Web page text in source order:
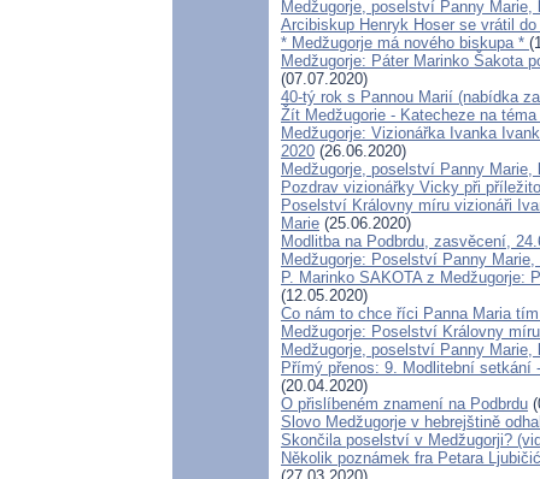
Medžugorje, poselství Panny
Arcibiskup Henryk Hoser se vrátil
* Medžugorje má nového biskupa *
Medžugorje: Páter Marinko Šakota
(07.07.2020)
40-tý rok s Pannou Marií (nabídka
Žít Medžugorie - Katecheze na
Medžugorje: Vizionářka Ivanka
2020 (26.06.2020)
Medžugorje, poselství Panny
Pozdrav vizionářky Vicky při
Poselství Královny míru vizionáři
Marie (25.06.2020)
Modlitba na Podbrdu, zasvěcení,
Medžugorje: Poselství Panny
P. Marinko SAKOTA z Medžugorje:
(12.05.2020)
Co nám to chce říci Panna Maria
Medžugorje: Poselství Královny
Medžugorje, poselství Panny
Přímý přenos: 9. Modlitební setkání
(20.04.2020)
O přislíbeném znamení na Podbrdu
Slovo Medžugorje v hebrejštině
Skončila poselství v Medžugorji?
Několik poznámek fra Petara